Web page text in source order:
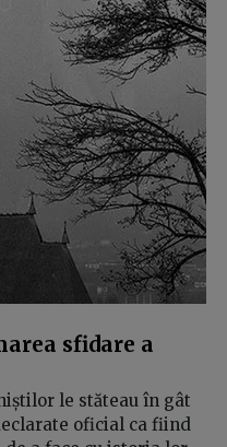
sfidare a
le stăteau în gât
oficial ca fiind